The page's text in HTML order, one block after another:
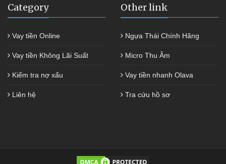
Category
Vay tiền Online
Vay tiền Không Lãi Suất
Kiểm tra nợ xấu
Liên hệ
Other link
Ngựa Thái Chính Hãng
Micro Thu Âm
Vay tiền nhanh Olava
Tra cứu hồ sơ